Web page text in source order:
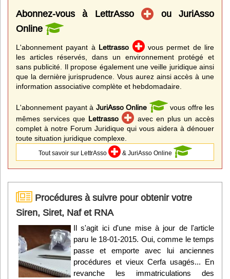
Abonnez-vous à LettrAsso
ou JuriAsso
Online
L'abonnement payant à Lettrasso
vous permet de lire
les articles réservés, dans un environnement protégé et
sans publicité. Il propose également une veille juridique ainsi
que la dernière jurisprudence. Vous aurez ainsi accès à une
information associative complète et hebdomadaire.
L'abonnement payant à JuriAsso Online
vous offre les
mêmes services que Lettrasso
avec en plus un accès
complet à notre Forum Juridique qui vous aidera à dénouer
toute situation juridique complexe.
Tout savoir sur LettrAsso & JuriAsso Online
Procédures à suivre pour obtenir votre
Siren, Siret, Naf et RNA
Il s'agit ici d'une mise à jour de l'article
paru le 18-01-2015. Oui, comme le temps
passe et emporte avec lui anciennes
procédures et vieux Cerfa usagés... En
revanche les immatriculations des